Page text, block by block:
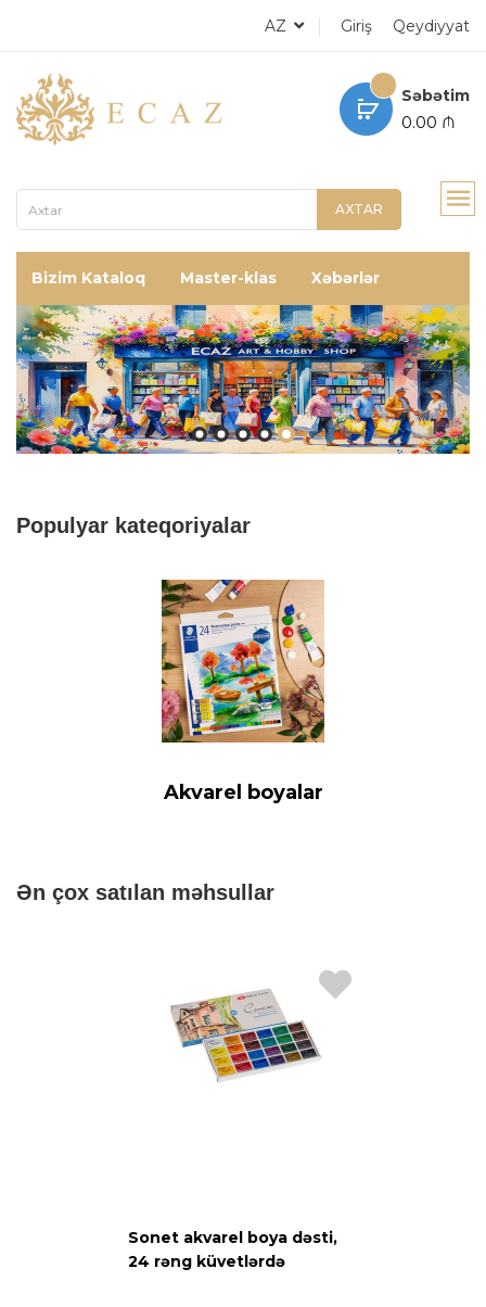
AZ Giriş Qeydiyyat
Səbətim
0.00 ₼
AXTAR
Bizim Kataloq Master-klas Xəbərlər
Populyar kateqoriyalar
Akvarel boyalar
Ən çox satılan məhsullar
Sonet akvarel boya dəsti,
24 rəng küvetlərdə